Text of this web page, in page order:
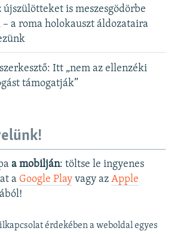
újszülötteket is meszesgödörbe
a roma holokauszt áldozataira
Itt „nem az ellenzéki
támogatják”
a mobilján: töltse le ingyenes
a Google Playvagy az Apple
érdekében a weboldal egyes